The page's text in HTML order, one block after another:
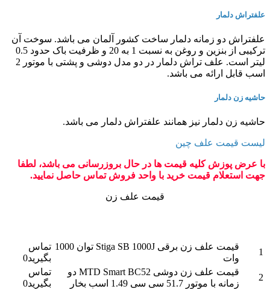
علفتراش دلمار
علفتراش دو زمانه دلمار ساخت کشور آلمان می باشد. سوخت آن
ترکیبی از بنزین و روغن به نسبت 1 به 20 و ظرفیت باک حدود 0.5
لیتر است. علف تراش دلمار در دو مدل دوشی و پشتی با موتور 2
اسب قابل ارائه می باشد.
حاشیه زن دلمار
حاشیه زن دلمار نیز همانند علفتراش دلمار می باشد.
لیست قیمت علف چین
با عرض پوزش کلیه قیمت ها در حال بروزرسانی می باشد، لطفا
جهت استعلام قیمت خرید با واحد فروش تماس حاصل نمایید.
قیمت علف زن
1
قیمت علف زن برقی Stiga SB 1000J توان 1000
وات
تماس
بگیرید0
2
قیمت علف زن دوشی MTD Smart BC52 دو
زمانه با موتور 51.7 سی سی 1.49 اسب بخار
تماس
بگیرید0